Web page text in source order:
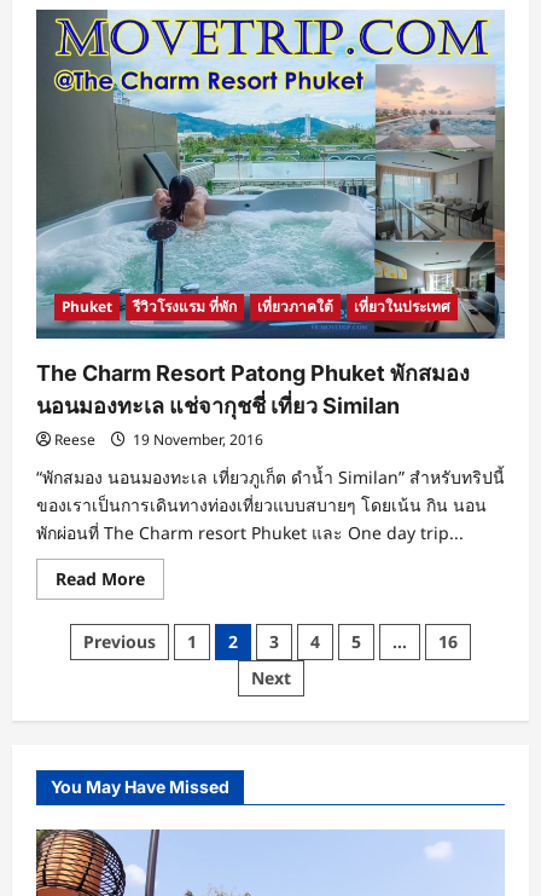
Similan
Trip
By
Love
Andaman
พา
ร่างกาย
ไป
พัก
ผ่อน
สัมผัส
ฟ้า
สวย
ทะเล
ใส
ที่
สิ
มิ
ลัน
Phuket รีวิวโรงแรม ที่พัก เที่ยวภาคใต้ เที่ยวในประเทศ
The Charm Resort Patong Phuket พักสมอง
นอนมองทะเล แช่จากุชชี่ เที่ยว Similan
Reese 19 November, 2016
“พักสมอง นอนมองทะเล เที่ยวภูเก็ต ดำน้ำ Similan” สำหรับทริปนี้
ของเราเป็นการเดินทางท่องเที่ยวแบบสบายๆ โดยเน้น กิน นอน
พักผ่อนที่ The Charm resort Phuket และ One day trip...
Read MoreRead
more
The
Charm
Resort
ทะเล
แช่
กุช
ชี่
เที่ยว
Similan
PostsPrevious 1 2 3 4 5 …
16
Next
You May Have Missed